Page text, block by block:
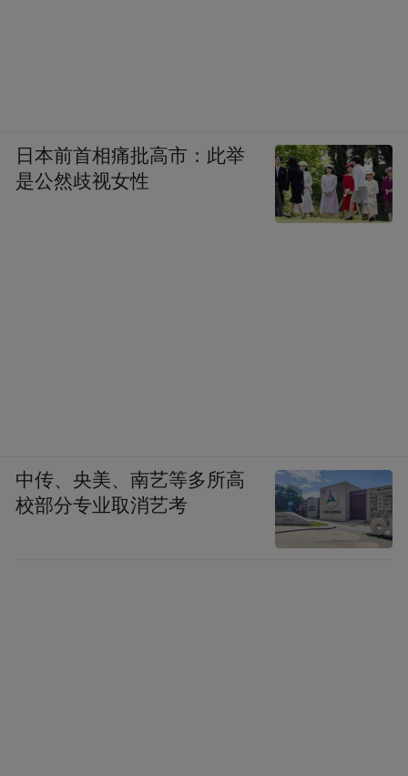
日本前首相痛批高市：此举
是公然歧视女性
中传、央美、南艺等多所高
校部分专业取消艺考